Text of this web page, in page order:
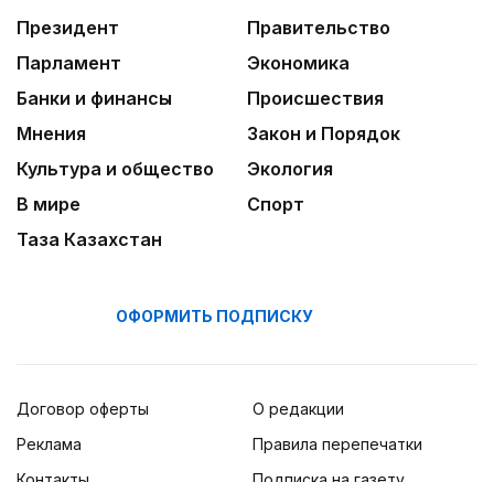
Президент
Правительство
Парламент
Экономика
Банки и финансы
Происшествия
Мнения
Закон и Порядок
Культура и общество
Экология
В мире
Спорт
Таза Казахстан
ОФОРМИТЬ ПОДПИСКУ
Договор оферты
Реклама
О редакции
Правила перепечатки